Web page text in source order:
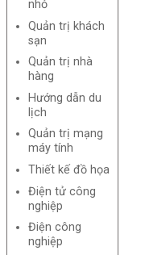
nhỏ
Quản trị khách
sạn
Quản trị nhà
hàng
Hướng dẫn du
lịch
Quản trị mạng
máy tính
Thiết kế đồ họa
Điện tử công
nghiệp
Điện công
nghiệp